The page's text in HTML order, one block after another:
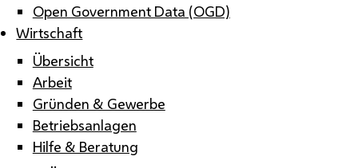
Open Government Data (OGD)
Wirtschaft
Übersicht
Arbeit
Gründen & Gewerbe
Betriebsanlagen
Hilfe & Beratung